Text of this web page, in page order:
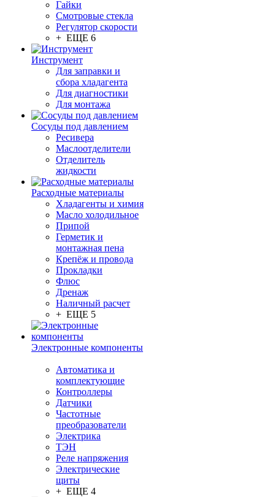
Гайки
Смотровые стекла
Регулятор скорости
+ ЕЩЕ 6
Инструмент
Для заправки и
сбора хладагента
Для диагностики
Для монтажа
Сосуды под давлением
Ресивера
Маслоотделители
Отделитель
жидкости
Расходные материалы
Хладагенты и химия
Масло холодильное
Припой
Герметик и
монтажная пена
Крепёж и провода
Прокладки
Флюс
Дренаж
Наличный расчет
+ ЕЩЕ 5
Электронные компоненты
Автоматика и
комплектующие
Контроллеры
Датчики
Частотные
преобразователи
Электрика
ТЭН
Реле напряжения
Электрические
щиты
+ ЕЩЕ 4